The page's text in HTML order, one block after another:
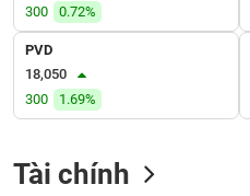
300
0.72%
PVD
18,050
300
1.69%
Tài chính
TIỆN
ÍCH
BẤT